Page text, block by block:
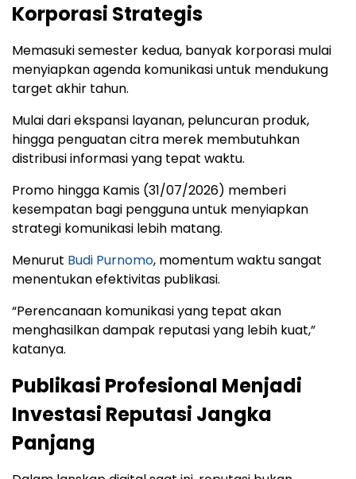
Korporasi Strategis
Memasuki semester kedua, banyak korporasi mulai
menyiapkan agenda komunikasi untuk mendukung
target akhir tahun.
Mulai dari ekspansi layanan, peluncuran produk,
hingga penguatan citra merek membutuhkan
distribusi informasi yang tepat waktu.
Promo hingga Kamis (31/07/2026) memberi
kesempatan bagi pengguna untuk menyiapkan
strategi komunikasi lebih matang.
Menurut Budi Purnomo, momentum waktu sangat
menentukan efektivitas publikasi.
“Perencanaan komunikasi yang tepat akan
menghasilkan dampak reputasi yang lebih kuat,”
katanya.
Publikasi Profesional Menjadi
Investasi Reputasi Jangka
Panjang